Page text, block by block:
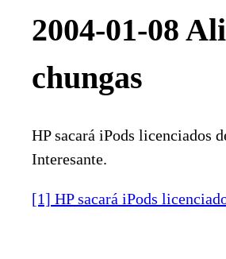
2004-01-08
chungas
HP sacará iPods licenciados
Interesante.
[1] HP sacará iPods